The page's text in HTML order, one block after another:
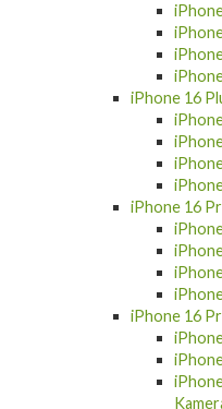
iPhone 16
iPhone 16
iPhone 16